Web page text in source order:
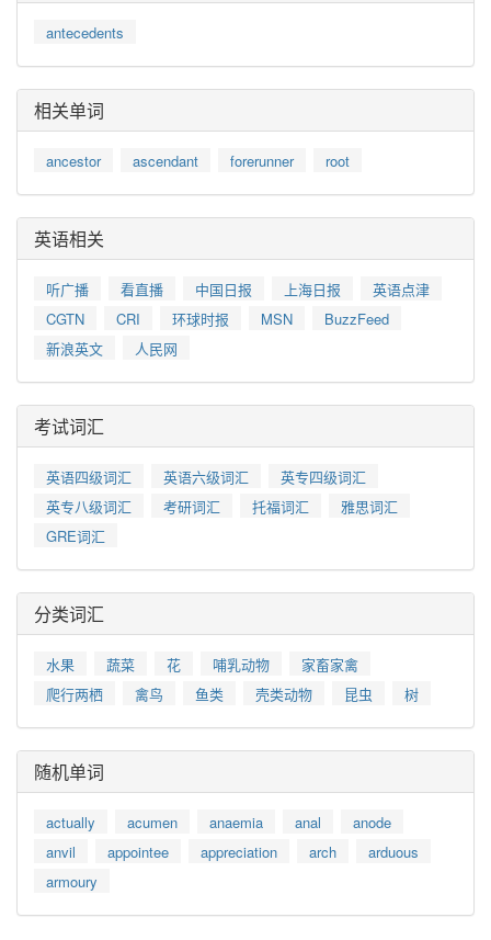
antecedents
相关单词
ancestor ascendant forerunner root
英语相关
听广播 看直播 中国日报 上海日报
英语点津
CGTN
CRI 环球时报 MSN
BuzzFeed
新浪英文
人民网
考试词汇
英语四级词汇 英语六级词汇
英专四级词汇
英专八级词汇
考研词汇 托福词汇
雅思词汇
GRE词汇
分类词汇
水果 蔬菜 花 哺乳动物
家畜家禽
爬行两栖
禽鸟 鱼类 壳类动物 昆虫 树
随机单词
actually acumen anaemia anal
anode
anvil
appointee appreciation arch
arduous
armoury